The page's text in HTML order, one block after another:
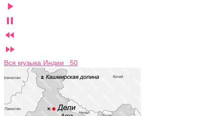




Вся музыка Индии 50